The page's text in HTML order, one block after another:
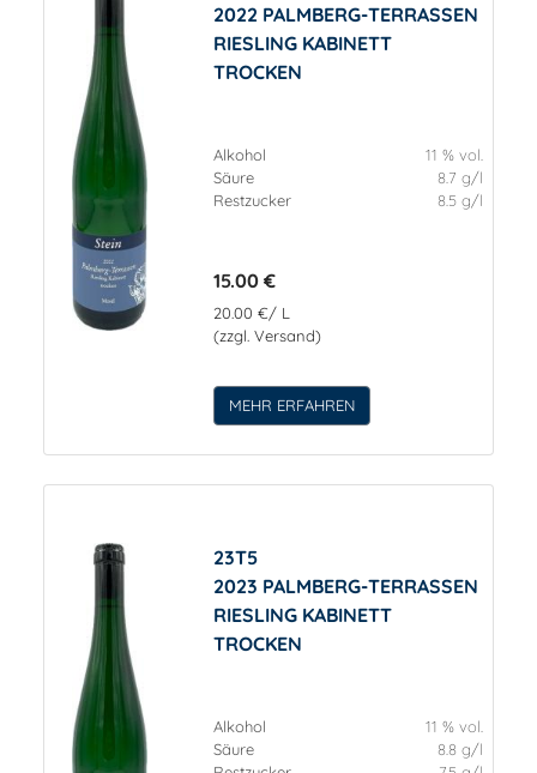
2022 PALMBERG-TERRASSEN
RIESLING KABINETT
TROCKEN
Alkohol
11 % vol.
Säure
8.7 g/l
Restzucker
8.5 g/l
15.00 €
20.00 €/ L
(zzgl. Versand)
MEHR ERFAHREN
23T5
2023 PALMBERG-TERRASSEN
RIESLING KABINETT
TROCKEN
Alkohol
11 % vol.
Säure
8.8 g/l